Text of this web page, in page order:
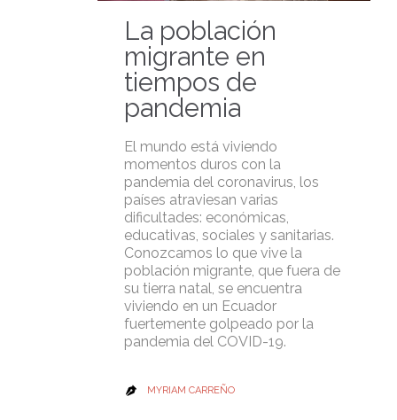
La población
migrante en
tiempos de
pandemia
El mundo está viviendo
momentos duros con la
pandemia del coronavirus, los
países atraviesan varias
dificultades: económicas,
educativas, sociales y sanitarias.
Conozcamos lo que vive la
población migrante, que fuera de
su tierra natal, se encuentra
viviendo en un Ecuador
fuertemente golpeado por la
pandemia del COVID-19.
 MYRIAM CARREÑO